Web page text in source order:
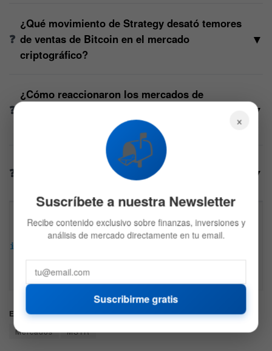
¿Qué movimiento de Strategy desató temores
de ventas de Bitcoin en el mercado
criptográfico?
▼
¿Cómo reaccionaron los mercados de
▼
¿Qué estrategia de optimización fiscal podría
explicar el movimiento de la tecnológica?
▼
encontrada en Bitfinanzas es dada con la mejor
intención, esta no representa ninguna recomendación
de inversión y es solo para fines informativos.
Recuerda hacer siempre tu propia investigación.
Etiquetas: BTC Coin Criptomonedas
Inversiones
Mercados
MSTR
×
📬
Suscríbete a nuestra Newsletter
Recibe contenido exclusivo sobre finanzas, inversiones y
análisis de mercado directamente en tu email.
Suscribirme gratis